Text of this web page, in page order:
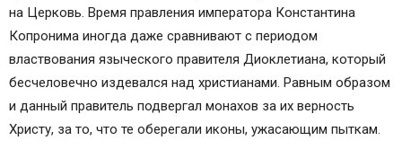
на Церковь. Время правления императора Константина
Копронима иногда даже сравнивают с периодом
властвования языческого правителя Диоклетиана, который
бесчеловечно издевался над христианами. Равным образом
и данный правитель подвергал монахов за их верность
Христу, за то, что те оберегали иконы, ужасающим пыткам.